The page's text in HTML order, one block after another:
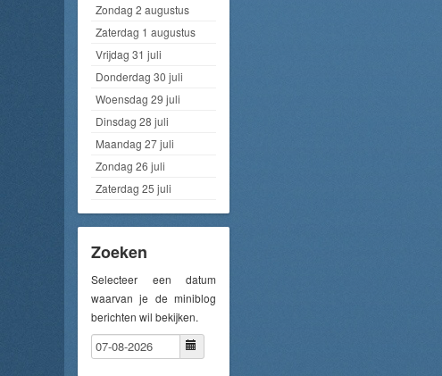
Zondag 2 augustus
Zaterdag 1 augustus
Vrijdag 31 juli
Donderdag 30 juli
Woensdag 29 juli
Dinsdag 28 juli
Maandag 27 juli
Zondag 26 juli
Zaterdag 25 juli
Zoeken
Selecteer een datum
waarvan je de miniblog
berichten wil bekijken.